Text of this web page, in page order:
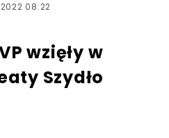
08:22
wzięły w
Szydło